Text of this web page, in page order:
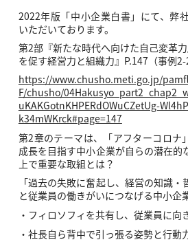
2022年版「中小企業白書」にて、弊
いただいております。
第2部『新たな時代へ向けた自己変革
を促す経営力と組織力』P.147（事例2-
https://www.chusho.meti.go.jp/
F/chusho/
uKAKGotnKHPERdOWuCZetUg-
k34mWKrck#page=147
第2章のテーマは、「アフターコロナ
成長を目指す中小企業が自らの潜在的
上で重要な取組とは？
「過去の失敗に奮起し、経営の知識
と従業員の働きがいにつなげる中小企
・フィロソフィを共有し、従業員に向
・社長自ら背中で引っ張る姿勢と行動